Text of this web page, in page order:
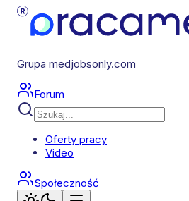
Grupa medjobsonly.com
Forum
Oferty pracy
Video
Społeczność